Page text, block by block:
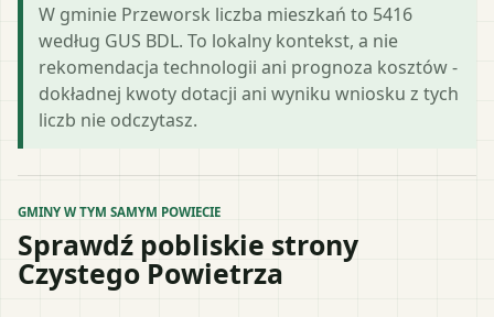
W gminie Przeworsk liczba mieszkań to 5416
według GUS BDL. To lokalny kontekst, a nie
rekomendacja technologii ani prognoza kosztów -
dokładnej kwoty dotacji ani wyniku wniosku z tych
liczb nie odczytasz.
GMINY W TYM SAMYM POWIECIE
Sprawdź pobliskie strony
Czystego Powietrza